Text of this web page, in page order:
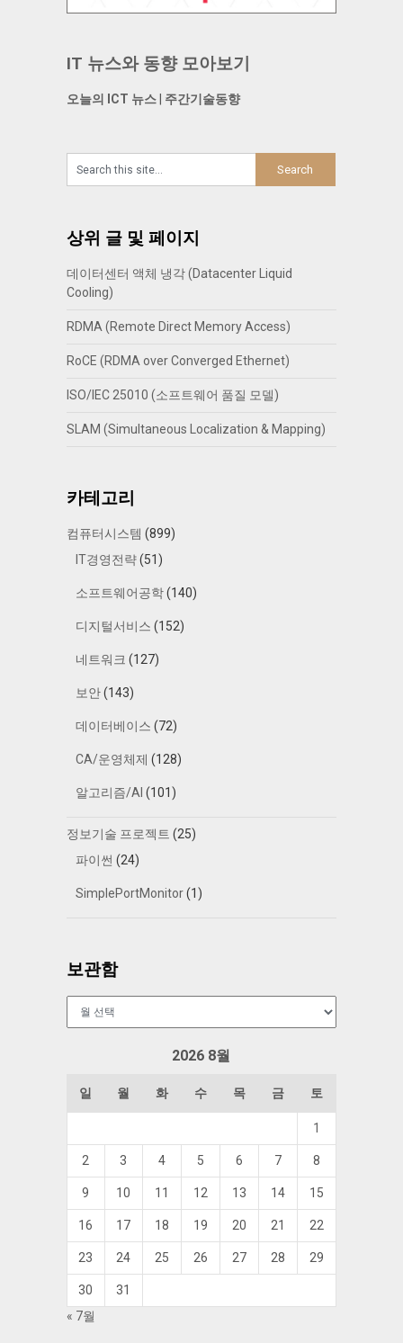
IT 뉴스와 동향 모아보기
오늘의 ICT 뉴스| 주간기술동향
상위 글 및 페이지
데이터센터 액체 냉각 (Datacenter Liquid
Cooling)
RDMA (Remote Direct Memory Access)
RoCE (RDMA over Converged Ethernet)
ISO/IEC 25010 (소프트웨어 품질 모델)
SLAM (Simultaneous Localization & Mapping)
카테고리
컴퓨터시스템 (899)
IT경영전략(51)
소프트웨어공학(140)
디지털서비스 (152)
네트워크 (127)
보안(143)
데이터베이스 (72)
CA/운영체제 (128)
알고리즘/AI (101)
정보기술 프로젝트 (25)
파이썬 (24)
SimplePortMonitor(1)
보관함
2026 8월
일 월 화 수 목 금 토
1
2 3 4 5 6 7 8
9 10 11 12 13 14 15
16 17 18 19 20 21 22
23 24 25 26 27 28 29
30
31
« 7월